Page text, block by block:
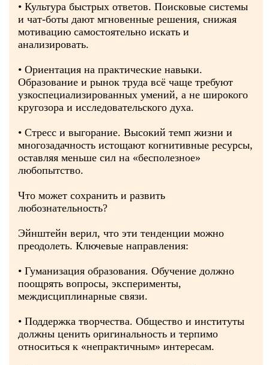
• Культура быстрых ответов. Поисковые системы
и чат‑боты дают мгновенные решения, снижая
мотивацию самостоятельно искать и
анализировать.
• Ориентация на практические навыки.
Образование и рынок труда всё чаще требуют
узкоспециализированных умений, а не широкого
кругозора и исследовательского духа.
• Стресс и выгорание. Высокий темп жизни и
многозадачность истощают когнитивные ресурсы,
оставляя меньше сил на «бесполезное»
любопытство.
Что может сохранить и развить
любознательность?
Эйнштейн верил, что эти тенденции можно
преодолеть. Ключевые направления:
• Гуманизация образования. Обучение должно
поощрять вопросы, эксперименты,
междисциплинарные связи.
• Поддержка творчества. Общество и институты
должны ценить оригинальность и терпимо
относиться к «непрактичным» интересам.